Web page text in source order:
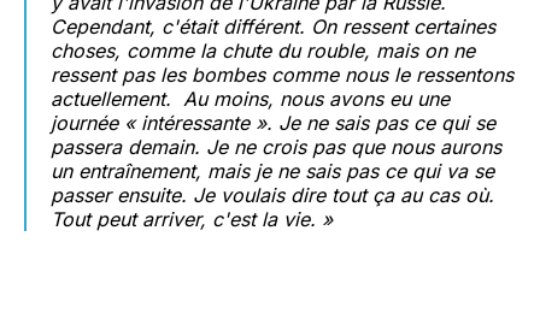
Cependant, c'était différent. On ressent certaines
choses, comme la chute du rouble, mais on ne
ressent pas les bombes comme nous le ressentons
actuellement. Au moins, nous avons eu une
journée « intéressante ». Je ne sais pas ce qui se
passera demain. Je ne crois pas que nous aurons
un entraînement, mais je ne sais pas ce qui va se
passer ensuite. Je voulais dire tout ça au cas où.
Tout peut arriver, c'est la vie. »